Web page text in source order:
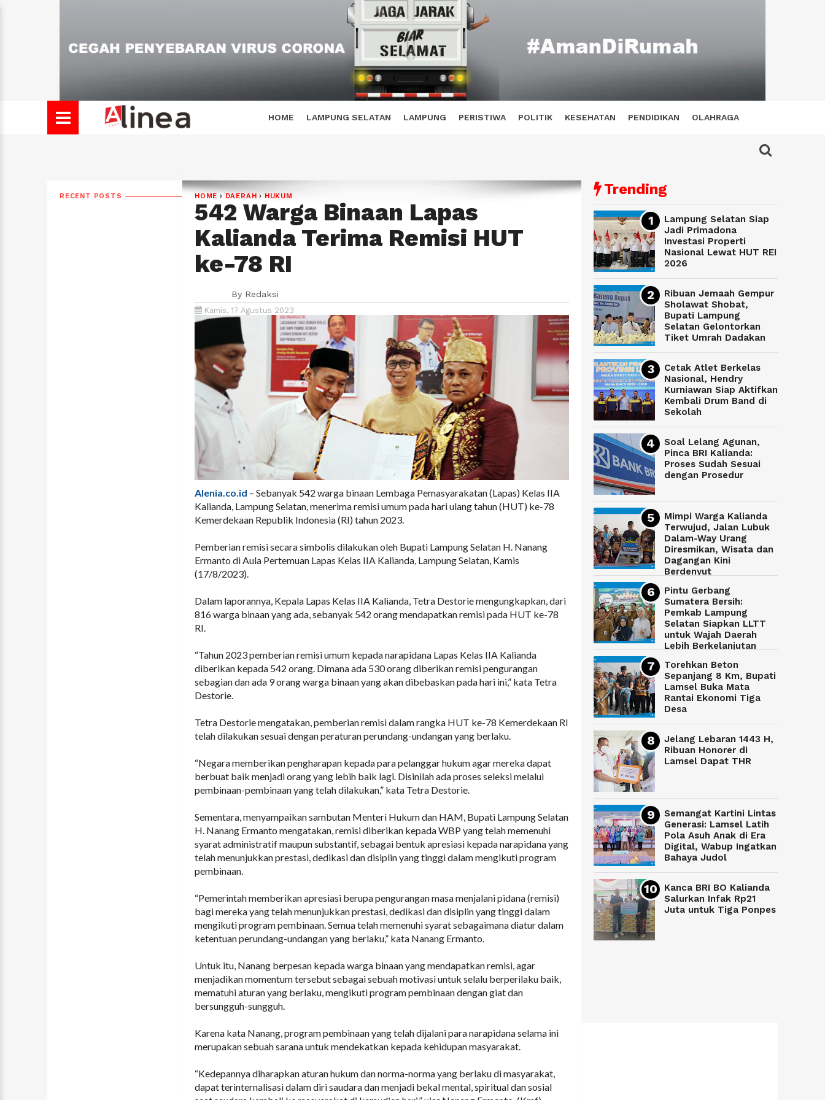
HOME LAMPUNG SELATAN LAMPUNG PERISTIWA POLITIK KESEHATAN PENDIDIKAN OLAHRAGA
RECENT POSTS HOME › DAERAH › HUKUM
542 Warga Binaan Lapas
Kalianda Terima Remisi HUT
ke-78 RI
By Redaksi
Kamis, 17 Agustus 2023
Alenia.co.id – Sebanyak 542 warga binaan Lembaga Pemasyarakatan (Lapas) Kelas IIA
Kalianda, Lampung Selatan, menerima remisi umum pada hari ulang tahun (HUT) ke-78
Kemerdekaan Republik Indonesia (RI) tahun 2023.
Pemberian remisi secara simbolis dilakukan oleh Bupati Lampung Selatan H. Nanang
Ermanto di Aula Pertemuan Lapas Kelas IIA Kalianda, Lampung Selatan, Kamis
(17/8/2023).
Dalam laporannya, Kepala Lapas Kelas IIA Kalianda, Tetra Destorie mengungkapkan, dari
816 warga binaan yang ada, sebanyak 542 orang mendapatkan remisi pada HUT ke-78
RI.
“Tahun 2023 pemberian remisi umum kepada narapidana Lapas Kelas IIA Kalianda
diberikan kepada 542 orang. Dimana ada 530 orang diberikan remisi pengurangan
sebagian dan ada 9 orang warga binaan yang akan dibebaskan pada hari ini,” kata Tetra
Destorie.
Tetra Destorie mengatakan, pemberian remisi dalam rangka HUT ke-78 Kemerdekaan RI
telah dilakukan sesuai dengan peraturan perundang-undangan yang berlaku.
“Negara memberikan pengharapan kepada para pelanggar hukum agar mereka dapat
berbuat baik menjadi orang yang lebih baik lagi. Disinilah ada proses seleksi melalui
pembinaan-pembinaan yang telah dilakukan,” kata Tetra Destorie.
Sementara, menyampaikan sambutan Menteri Hukum dan HAM, Bupati Lampung Selatan
H. Nanang Ermanto mengatakan, remisi diberikan kepada WBP yang telah memenuhi
syarat administratif maupun substantif, sebagai bentuk apresiasi kepada narapidana yang
telah menunjukkan prestasi, dedikasi dan disiplin yang tinggi dalam mengikuti program
pembinaan.
“Pemerintah memberikan apresiasi berupa pengurangan masa menjalani pidana (remisi)
bagi mereka yang telah menunjukkan prestasi, dedikasi dan disiplin yang tinggi dalam
mengikuti program pembinaan. Semua telah memenuhi syarat sebagaimana diatur dalam
ketentuan perundang-undangan yang berlaku,” kata Nanang Ermanto.
Untuk itu, Nanang berpesan kepada warga binaan yang mendapatkan remisi, agar
menjadikan momentum tersebut sebagai sebuah motivasi untuk selalu berperilaku baik,
mematuhi aturan yang berlaku, mengikuti program pembinaan dengan giat dan
bersungguh-sungguh.
Karena kata Nanang, program pembinaan yang telah dijalani para narapidana selama ini
merupakan sebuah sarana untuk mendekatkan kepada kehidupan masyarakat.
“Kedepannya diharapkan aturan hukum dan norma-norma yang berlaku di masyarakat,
dapat terinternalisasi dalam diri saudara dan menjadi bekal mental, spiritual dan sosial
Trending
Lampung Selatan Siap
Jadi Primadona
Investasi Properti
Nasional Lewat HUT REI
2026
Ribuan Jemaah Gempur
Sholawat Shobat,
Bupati Lampung
Selatan Gelontorkan
Tiket Umrah Dadakan
Cetak Atlet Berkelas
Nasional, Hendry
Kurniawan Siap Aktifkan
Kembali Drum Band di
Sekolah
Soal Lelang Agunan,
Pinca BRI Kalianda:
Proses Sudah Sesuai
dengan Prosedur
Mimpi Warga Kalianda
Terwujud, Jalan Lubuk
Dalam-Way Urang
Diresmikan, Wisata dan
Dagangan Kini
Berdenyut
Pintu Gerbang
Sumatera Bersih:
Pemkab Lampung
Selatan Siapkan LLTT
untuk Wajah Daerah
Lebih Berkelanjutan
Torehkan Beton
Sepanjang 8 Km, Bupati
Lamsel Buka Mata
Rantai Ekonomi Tiga
Desa
Jelang Lebaran 1443 H,
Ribuan Honorer di
Lamsel Dapat THR
Semangat Kartini Lintas
Generasi: Lamsel Latih
Pola Asuh Anak di Era
Digital, Wabup Ingatkan
Bahaya Judol
Kanca BRI BO Kalianda
Salurkan Infak Rp21
Juta untuk Tiga Ponpes